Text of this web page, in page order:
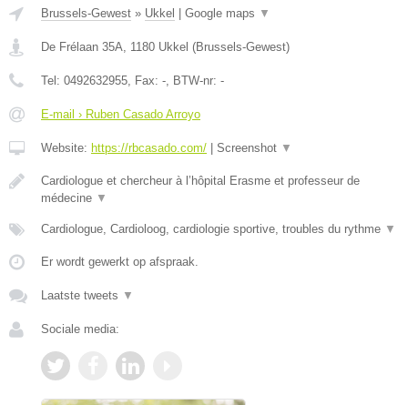
Brussels-Gewest » Ukkel Google maps ▼
De Frélaan 35A, 1180 Ukkel (Brussels-Gewest)
Tel: 0492632955, Fax: -, BTW-nr: -
E-mail › Ruben Casado Arroyo
Website: https://rbcasado.com/ Screenshot ▼
Cardiologue et chercheur à l’hôpital Erasme et professeur de
médecine ▼
Cardiologue, Cardioloog, cardiologie sportive, troubles du rythme ▼
Er wordt gewerkt op afspraak.
Laatste tweets ▼
Sociale media: